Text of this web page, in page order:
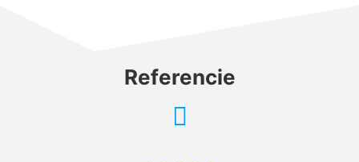
Referencie